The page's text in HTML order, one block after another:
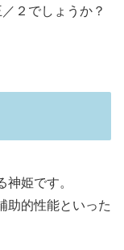
２でしょうか？
姫です。
助的性能といった